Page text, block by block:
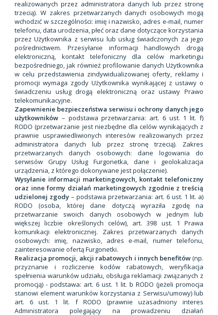
realizowanych przez administratora danych lub przez stronę
trzecią). W zakres przetwarzanych danych osobowych mogą
wchodzić w szczególności: imię i nazwisko, adres e-mail, numer
telefonu, data urodzenia, płeć oraz dane dotyczące korzystania
przez Użytkownika z serwisu lub usług świadczonych za jego
pośrednictwem. Przesyłanie informacji handlowych drogą
elektroniczną, kontakt telefoniczny dla celów marketingu
bezpośredniego, jak również profilowanie danych Użytkownika
w celu przedstawienia zindywidualizowanej oferty, reklamy i
promocji wymaga zgody Użytkownika wynikającej z ustawy o
świadczeniu usług drogą elektroniczną oraz ustawy Prawo
telekomunikacyjne.
Zapewnienie bezpieczeństwa serwisu i ochrony danych jego
użytkowników – podstawa przetwarzania: art. 6 ust. 1 lit. f)
RODO (przetwarzanie jest niezbędne dla celów wynikających z
prawnie usprawiedliwionych interesów realizowanych przez
administratora danych lub przez stronę trzecią). Zakres
przetwarzanych danych osobowych: dane logowania do
serwisów Grupy Usług Furgonetka, dane i geolokalizacja
urządzenia, z którego dokonywane jest połączenie).
Wysyłanie informacji marketingowych, kontakt telefoniczny
oraz inne formy działań marketingowych zgodnie z treścią
udzielonej zgody – podstawa przetwarzania: art. 6 ust. 1 lit. a)
RODO (osoba, której dane dotyczą wyraziła zgodę na
przetwarzanie swoich danych osobowych w jednym lub
większej liczbie określonych celów), art. 398 ust. 1 Prawa
komunikacji elektronicznej. Zakres przetwarzanych danych
osobowych: imię, nazwisko, adres e-mail, numer telefonu,
zainteresowanie ofertą Furgonetki.
Realizacja promocji, akcji rabatowych i innych benefitów(np.
przyznanie i rozliczenie kodów rabatowych, weryfikacja
spełnienia warunków udziału, obsługa reklamacji związanych z
promocją) - podstawa: art. 6 ust. 1 lit. b RODO (jeżeli promocja
stanowi element warunków korzystania z Serwisu/umowy) lub
art. 6 ust. 1 lit. f RODO (prawnie uzasadniony interes
Administratora polegający na prowadzeniu działań